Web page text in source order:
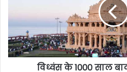
विध्वंस के 1000 साल